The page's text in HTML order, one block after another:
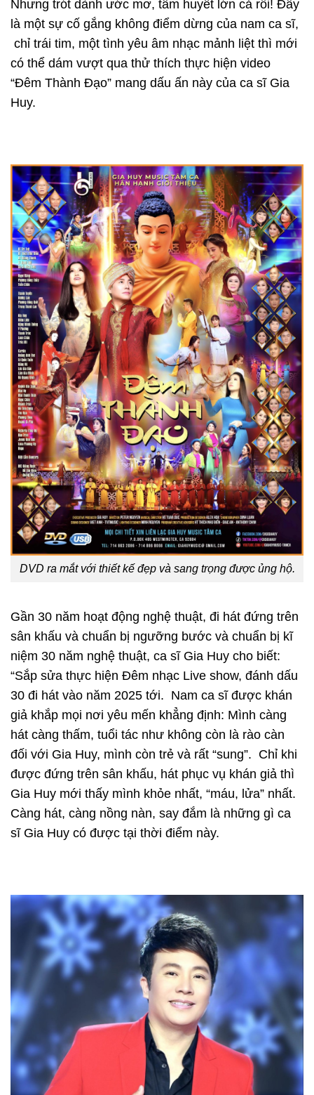
Nhưng trót dành ước mơ, tâm huyết lớn cả rồi! Đây
là một sự cố gắng không điểm dừng của nam ca sĩ,
chỉ trái tim, một tình yêu âm nhạc mảnh liệt thì mới
có thể dám vượt qua thử thích thực hiện video
“Đêm Thành Đạo” mang dấu ấn này của ca sĩ Gia
Huy.
DVD ra mắt với thiết kế đẹp và sang trọng được ủng hộ.
Gần 30 năm hoạt động nghệ thuật, đi hát đứng trên
sân khấu và chuẩn bị ngưỡng bước và chuẩn bị kĩ
niệm 30 năm nghệ thuật, ca sĩ Gia Huy cho biết:
“Sắp sửa thực hiện Đêm nhạc Live show, đánh dấu
30 đi hát vào năm 2025 tới. Nam ca sĩ được khán
giả khắp mọi nơi yêu mến khẳng định: Mình càng
hát càng thấm, tuổi tác như không còn là rào càn
đối với Gia Huy, mình còn trẻ và rất “sung”. Chỉ khi
được đứng trên sân khấu, hát phục vụ khán giả thì
Gia Huy mới thấy mình khỏe nhất, “máu, lửa” nhất.
Càng hát, càng nồng nàn, say đắm là những gì ca
sĩ Gia Huy có được tại thời điểm này.